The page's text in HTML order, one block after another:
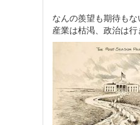
なんの羨望も期待もな
産業は枯渇、政治は